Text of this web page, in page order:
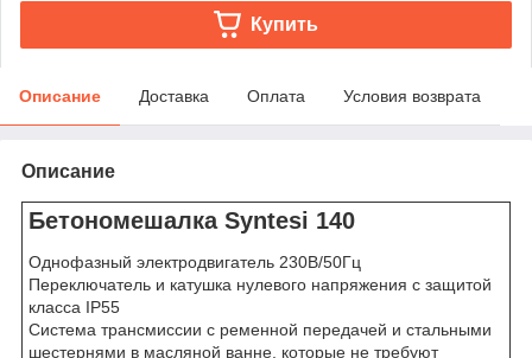
Купить
Описание Доставка Оплата Условия возврата
Описание
Бетономешалка Syntesi 140
Однофазный электродвигатель 230В/50Гц
Переключатель и катушка нулевого напряжения с защитой
класса IP55
Система трансмиссии с ременной передачей и стальными
шестернями в масляной ванне, которые не требуют